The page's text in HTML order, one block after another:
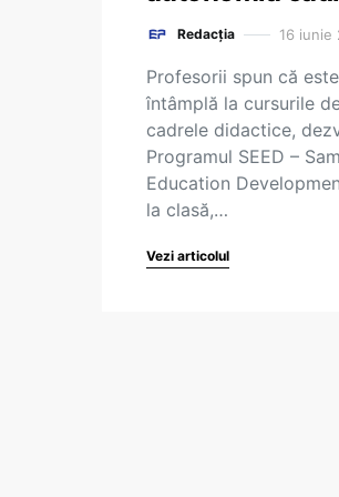
Redacția 16 iunie
Profesorii spun că
întâmplă la cursurile
cadrele didactice,
Programul SEED –
Education
la clasă,…
Vezi articolul